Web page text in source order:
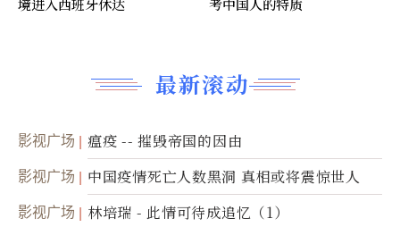
最新滚动
影视广场 瘟疫 -- 摧毁帝国的因由
影视广场 中国疫情死亡人数黑洞 真相或将震惊世人
影视广场 林培瑞 - 此情可待成追忆（1）
境进入西班牙休达
考中国人的特质